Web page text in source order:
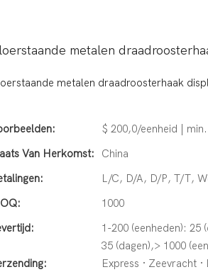
metalen
metalen draadroosterhaak
$ 200,0/eenheid |
Van Herkomst:
China
L/C, D/A, D/P, T/T,
1000
1-200 (eenheden): 25
35 (dagen),> 1000
Express · Zeevracht